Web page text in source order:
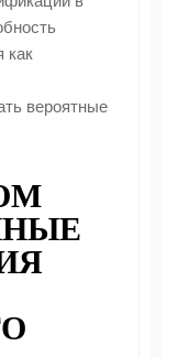
как
вероятные